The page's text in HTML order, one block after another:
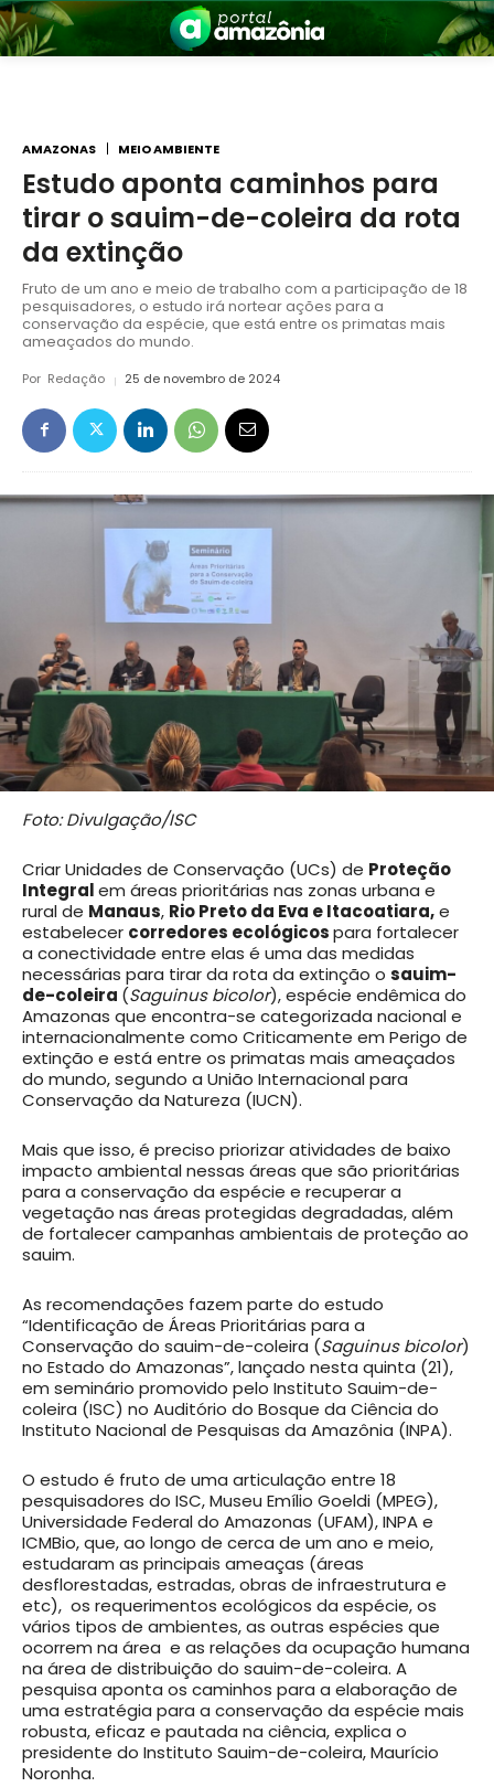
Amazônia
AMAZONAS MEIO AMBIENTE
Estudo aponta caminhos para
tirar o sauim-de-coleira da rota
da extinção
Fruto de um ano e meio de trabalho com a participação de 18
pesquisadores, o estudo irá nortear ações para a
conservação da espécie, que está entre os primatas mais
ameaçados do mundo.
Por Redação 25 de novembro de 2024
Foto: Divulgação/ISC
Criar Unidades de Conservação (UCs) de Proteção
Integralem áreas prioritárias nas zonas urbana e
rural de Manaus, Rio Preto da Eva e Itacoatiara,e
estabelecer corredores ecológicospara fortalecer
a conectividade entre elas é uma das medidas
necessárias para tirar da rota da extinção o sauim-
de-coleira (Saguinus bicolor), espécie endêmica do
Amazonas que encontra-se categorizada nacional e
internacionalmente como Criticamente em Perigo de
extinção e está entre os primatas mais ameaçados
do mundo, segundo a União Internacional para
Conservação da Natureza (IUCN).
Mais que isso, é preciso priorizar atividades de baixo
impacto ambiental nessas áreas que são prioritárias
para a conservação da espécie e recuperar a
vegetação nas áreas protegidas degradadas, além
de fortalecer campanhas ambientais de proteção ao
sauim.
As recomendações fazem parte do estudo
“Identificação de Áreas Prioritárias para a
Conservação do sauim-de-coleira (Saguinus bicolor)
no Estado do Amazonas”, lançado nesta quinta (21),
em seminário promovido pelo Instituto Sauim-de-
coleira (ISC) no Auditório do Bosque da Ciência do
Instituto Nacional de Pesquisas da Amazônia (INPA).
O estudo é fruto de uma articulação entre 18
pesquisadores do ISC, Museu Emílio Goeldi (MPEG),
Universidade Federal do Amazonas (UFAM), INPA e
ICMBio, que, ao longo de cerca de um ano e meio,
estudaram as principais ameaças (áreas
desflorestadas, estradas, obras de infraestrutura e
etc), os requerimentos ecológicos da espécie, os
vários tipos de ambientes, as outras espécies que
ocorrem na área e as relações da ocupação humana
na área de distribuição do sauim-de-coleira. A
pesquisa aponta os caminhos para a elaboração de
uma estratégia para a conservação da espécie mais
robusta, eficaz e pautada na ciência, explica o
presidente do Instituto Sauim-de-coleira, Maurício
Noronha.